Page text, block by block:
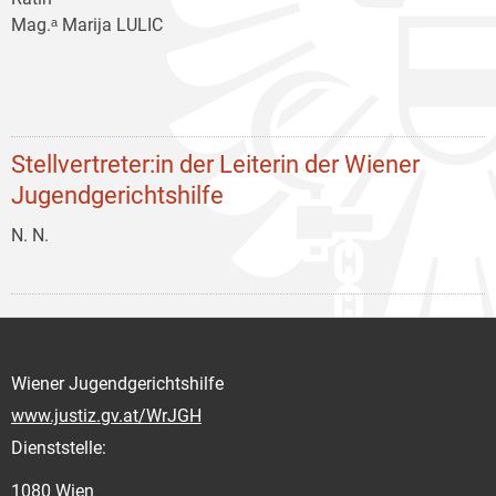
Mag.ᵃ Marija LULIC
Stellvertreter:in der Leiterin der Wiener
Jugendgerichtshilfe
N. N.
Wiener Jugendgerichtshilfe
www.justiz.gv.at/WrJGH
Dienststelle:
1080 Wien